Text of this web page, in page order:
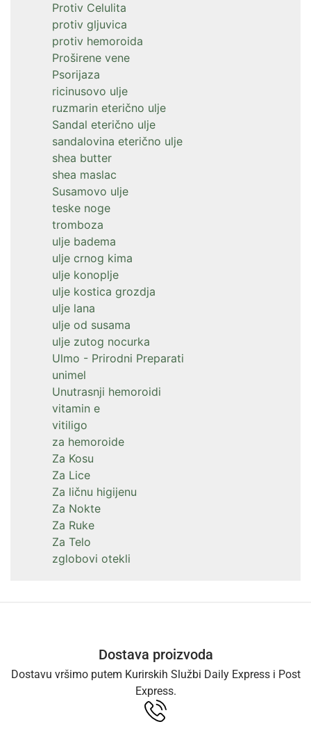
Protiv Celulita
protiv gljuvica
protiv hemoroida
Proširene vene
Psorijaza
ricinusovo ulje
ruzmarin eterično ulje
Sandal eterično ulje
sandalovina eterično ulje
shea butter
shea maslac
Susamovo ulje
teske noge
tromboza
ulje badema
ulje crnog kima
ulje konoplje
ulje kostica grozdja
ulje lana
ulje od susama
ulje zutog nocurka
Ulmo - Prirodni Preparati
unimel
Unutrasnji hemoroidi
vitamin e
vitiligo
za hemoroide
Za Kosu
Za Lice
Za ličnu higijenu
Za Nokte
Za Ruke
Za Telo
zglobovi otekli
Dostava proizvoda
Dostavu vršimo putem Kurirskih Službi Daily Express i Post
Express.